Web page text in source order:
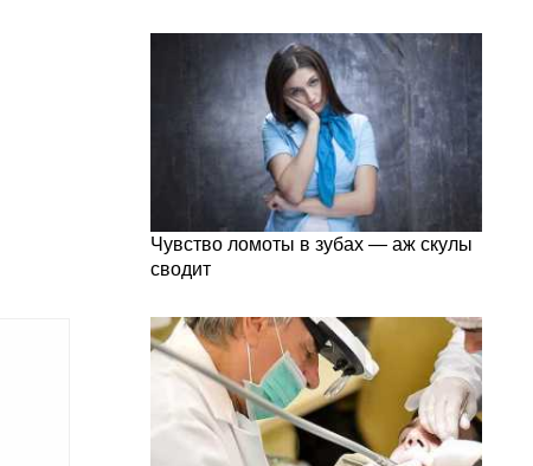
Чувство ломоты в зубах — аж скулы
сводит